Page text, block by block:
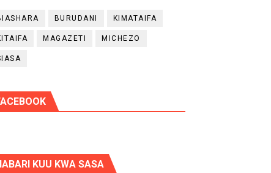
BURUDANI KIMATAIFA
MAGAZETI MICHEZO
KUU KWA SASA